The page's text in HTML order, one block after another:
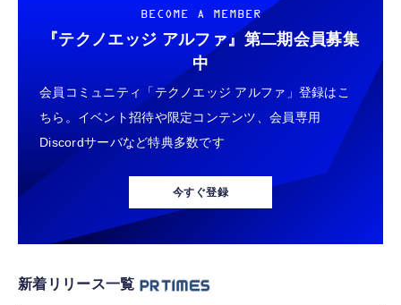
BECOME A MEMBER
『テクノエッジ アルファ』 第二期会員募集
中
会員コミュニティ「テクノエッジ アルファ」登録はこ
ちら。イベント招待や限定コンテンツ、会員専用
Discordサーバなど特典多数です
今すぐ登録
新着リリース一覧